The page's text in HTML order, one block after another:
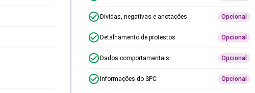
Dívidas, negativas e anotações Opcional
Detalhamento de protestos Opcional
Dados comportamentais Opcional
Informações do SPC Opcional